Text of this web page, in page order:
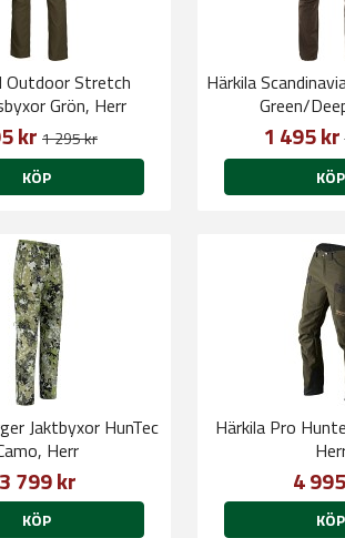
Outdoor Stretch
Grön, Herr
kr 1 295 kr
KÖP
Härkila
Green/
1 495 kr
KÖP
Jaktbyxor HunTec
Herr
3 799 kr
KÖP
Härkila Pro
4
KÖP